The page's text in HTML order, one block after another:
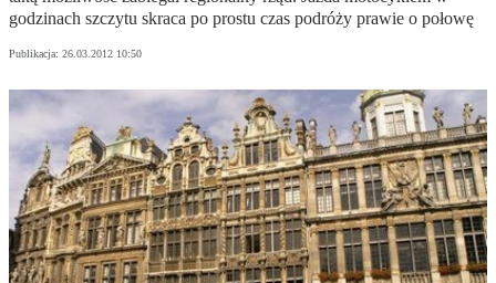
godzinach szczytu skraca po prostu czas podróży prawie o połowę
Publikacja: 26.03.2012 10:50